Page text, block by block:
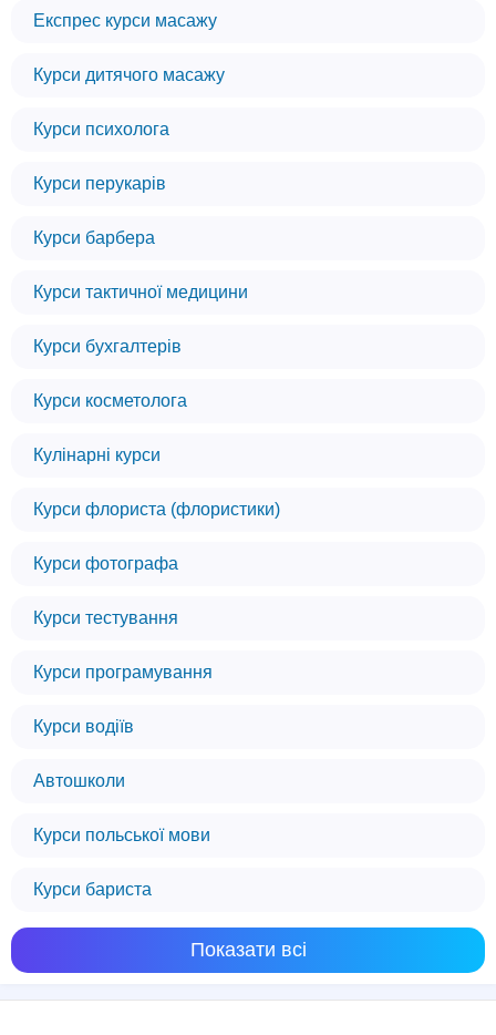
Експрес курси масажу
Курси дитячого масажу
Курси психолога
Курси перукарів
Курси барбера
Курси тактичної медицини
Курси бухгалтерів
Курси косметолога
Кулінарні курси
Курси флориста (флористики)
Курси фотографа
Курси тестування
Курси програмування
Курси водіїв
Автошколи
Курси польської мови
Курси бариста
Показати всі